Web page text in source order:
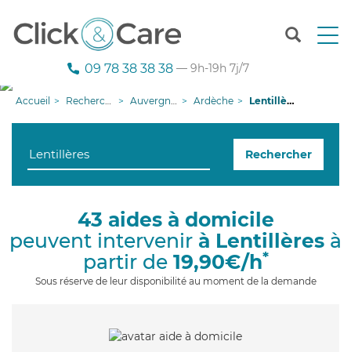
T
n
g
09 78 38 38 38 — 9h-19h 7j/7
Accueil Recherche aide à domicile Auvergne-Rhône-Alpes Ardèche Lentillères
Rechercher
43 aides à domicile
peuvent intervenir à Lentillères à
partir de 19,90€/h*
Sous réserve de leur disponibilité au moment de la demande